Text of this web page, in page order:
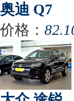
奥迪 Q7
价格：